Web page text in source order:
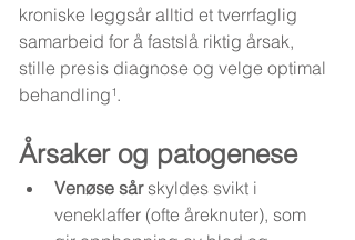
kroniske leggsår alltid et tverrfaglig
samarbeid for å fastslå riktig årsak,
stille presis diagnose og velge optimal
behandling¹.
Årsaker og patogenese
Venøse sår skyldes svikt i
veneklaffer (ofte åreknuter), som